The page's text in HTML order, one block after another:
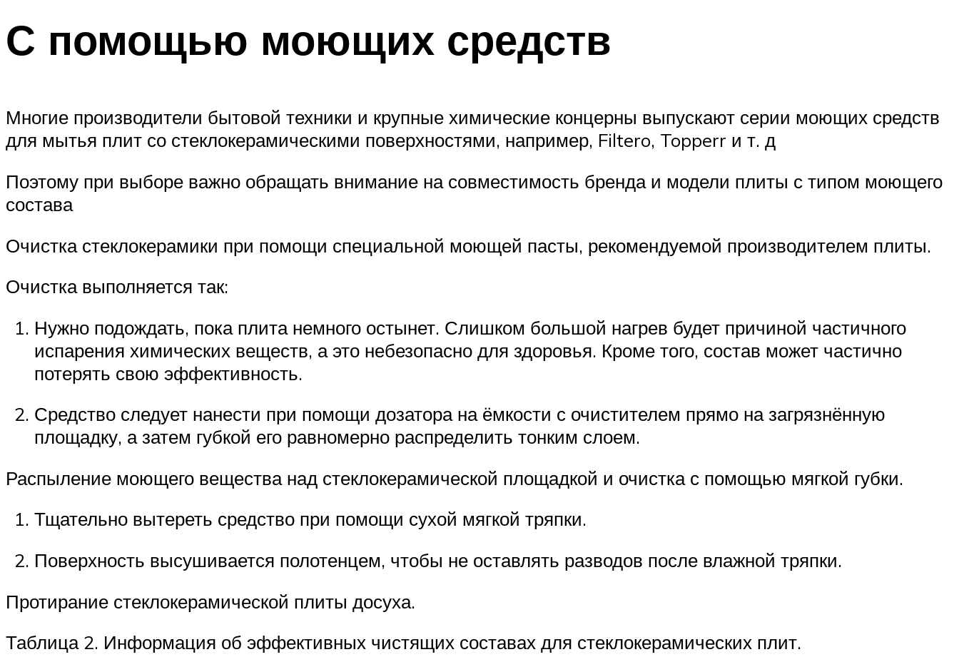
С помощью моющих средств
Многие производители бытовой техники и крупные химические концерны выпускают серии моющих средств
для мытья плит со стеклокерамическими поверхностями, например, Filtero, Topperr и т. д
Поэтому при выборе важно обращать внимание на совместимость бренда и модели плиты с типом моющего
состава
Очистка стеклокерамики при помощи специальной моющей пасты, рекомендуемой производителем плиты.
Очистка выполняется так:
Нужно подождать, пока плита немного остынет. Слишком большой нагрев будет причиной частичного
испарения химических веществ, а это небезопасно для здоровья. Кроме того, состав может частично
потерять свою эффективность.
Средство следует нанести при помощи дозатора на ёмкости с очистителем прямо на загрязнённую
площадку, а затем губкой его равномерно распределить тонким слоем.
Распыление моющего вещества над стеклокерамической площадкой и очистка с помощью мягкой губки.
Тщательно вытереть средство при помощи сухой мягкой тряпки.
Поверхность высушивается полотенцем, чтобы не оставлять разводов после влажной тряпки.
Протирание стеклокерамической плиты досуха.
Таблица 2. Информация об эффективных чистящих составах для стеклокерамических плит.